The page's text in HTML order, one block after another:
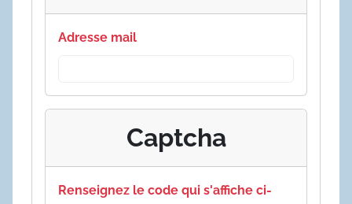
Adresse mail
Captcha
Renseignez le code qui s'affiche ci-